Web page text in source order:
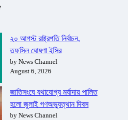
২০ আগস্ট রাষ্ট্রপতি নির্বাচন,
তফসিল ঘোষণা ইসির
by News Channel
August 6, 2026
জাতিসংঘে যথাযোগ্য মর্যাদায় পালিত
হলো জুলাই গণঅভ্যুত্থান দিবস
by News Channel